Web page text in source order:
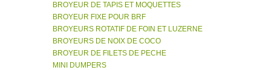
BROYEUR DE TAPIS ET MOQUETTES
BROYEUR FIXE POUR BRF
BROYEURS ROTATIF DE FOIN ET LUZERNE
BROYEURS DE NOIX DE COCO
BROYEUR DE FILETS DE PECHE
MINI DUMPERS